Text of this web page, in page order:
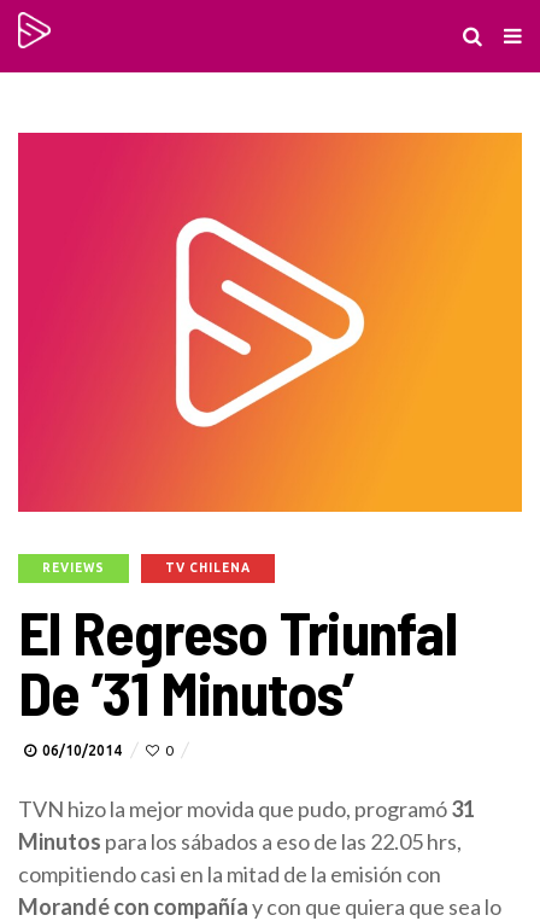
REVIEWS TV CHILENA
El Regreso Triunfal
De ’31 Minutos’
06/10/2014 0
TVN hizo la mejor movida que pudo, programó31
Minutos para los sábados a eso de las 22.05 hrs,
compitiendo casi en la mitad de la emisión con
Morandé con compañíay con que quiera que sea lo